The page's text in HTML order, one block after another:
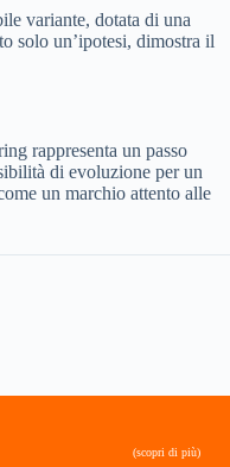
variante, dotata di una
solo un’ipotesi, dimostra il
rappresenta un passo
di evoluzione per un
un marchio attento alle
(scopri di più)